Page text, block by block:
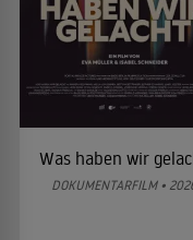
Was haben wir
DOKUMENTARFILM •